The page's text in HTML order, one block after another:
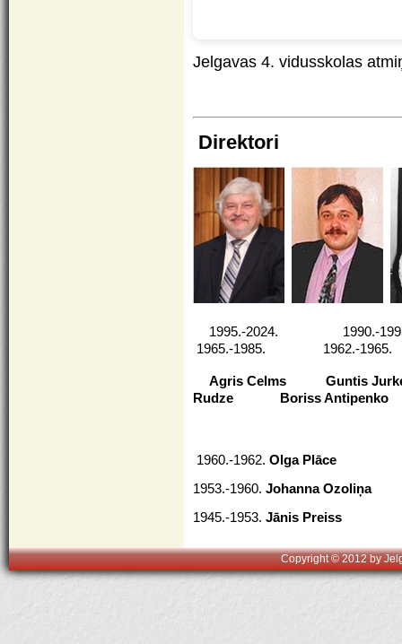
Jelgavas 4. vidusskolas
Direktori
1995.-2024.
1965.-1985. 1962.-1965.
Agris Celms
Guntis
Rudze Boriss Antipenko
1960.-1962. Olga Plāce
1953.-1960. Johanna Ozoliņa
1945.-1953. Jānis Preiss
Copyright © 2012 by